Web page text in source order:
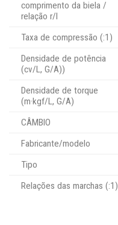
comprimento da biela /
relação r/l
Taxa de compressão (:1)
Densidade de potência
(cv/L, G/A))
Densidade de torque
(m·kgf/L, G/A)
CÂMBIO
Fabricante/modelo
Tipo
Relações das marchas (:1)